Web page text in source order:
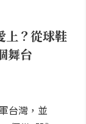
？從球鞋
舞台
台灣，並